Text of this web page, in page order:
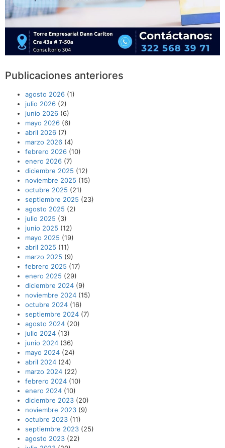
Publicaciones anteriores
agosto 2026 (1)
julio 2026 (2)
junio 2026 (6)
mayo 2026 (6)
abril 2026 (7)
marzo 2026 (4)
febrero 2026 (10)
enero 2026 (7)
diciembre 2025 (12)
noviembre 2025 (15)
octubre 2025 (21)
septiembre 2025 (23)
agosto 2025 (2)
julio 2025 (3)
junio 2025 (12)
mayo 2025 (19)
abril 2025 (11)
marzo 2025 (9)
febrero 2025 (17)
enero 2025 (29)
diciembre 2024 (9)
noviembre 2024 (15)
octubre 2024 (16)
septiembre 2024 (7)
agosto 2024 (20)
julio 2024 (13)
junio 2024 (36)
mayo 2024 (24)
abril 2024 (24)
marzo 2024 (22)
febrero 2024 (10)
enero 2024 (10)
diciembre 2023 (20)
noviembre 2023 (9)
octubre 2023 (11)
septiembre 2023 (25)
agosto 2023 (22)